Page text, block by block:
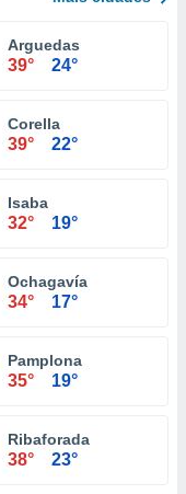
Arguedas
39° 24°
Corella
39° 22°
Isaba
32° 19°
Ochagavía
34° 17°
Pamplona
35° 19°
Ribaforada
38° 23°